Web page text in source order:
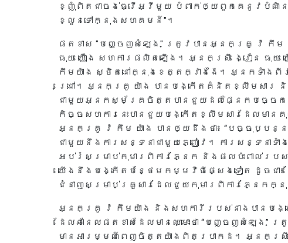
ខ្ញុំពិតជាចង់ធ្វើអ្វីមួយ បំពាក់ឲ្យពួកគេនូវបំណិ
ខ្លួនទៅក្នុងសហគមន៍"។
ផតខាស "បញ្ចេញសំឡេង" ត្រូវបានអ្នកគ្រូ វ៉ កឹ
ធុយ យឿង សហការផលិតឡើង។ អ្នកស្រី ង្វៀន ធុយ
កឹមយ៉ាង ស្ថិតនៅក្នុងខេត្តក្វាងង៉ៃ។ អ្នកទាំង
ជ្រៅ។ អ្នកគ្រូ យ៉ាង បានបង្កើតគំនិតខ្លឹមសារ
ជាមួយអ្នកស្ម័គ្រចិត្តបានជួយដល់ផ្នែកបច្ចេ
កិច្ចសហការនេះបានជួយបង្កើតខ្លឹមសារដែលមាន
អ្នកគ្រូ វ៉ កឹម យ៉ាង បានឲ្យដឹងថា៖ “បច្ចុប្បន្ន ឆ
ជាមួយនឹងការសន្ទនាជាមួយភ្ញៀវ។ ការសន្ទនាទ
អប់រំសម្រាប់កុមារពិការភ្នែក និងផលប៉ះពាល់រប
យើងនឹងបង្កើតបន្ថែមកម្មវិធីផ្សេងទៀត ដូចជា៖
ជំនាញសម្រាប់គ្រួសារដែលជួយកុមារពិការភ្នែកក្
អ្នកគ្រូ វ៉ កឹមយ៉ាង និងសហការីរបស់នាងបានបង្កើ
ដែលឆានែលផតខាសដែលមានឈ្មោះថា “បញ្ចេញសំឡេង
មានអារម្មណ៍ពេញចិត្តយ៉ាងពិតប្រាកដ។ អ្នកស្រី